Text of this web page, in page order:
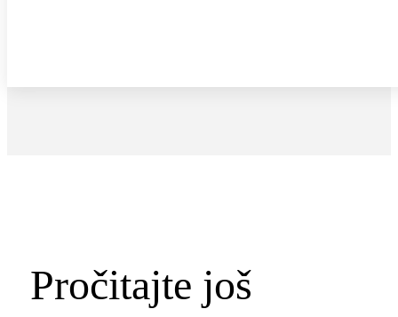
Pročitajte još